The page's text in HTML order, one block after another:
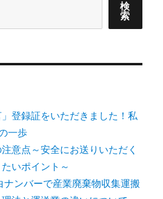
検
索
」登録証をいただきました！私
一歩
意点～安全にお送りいただく
いポイント～
ナンバーで産業廃棄物収集運搬